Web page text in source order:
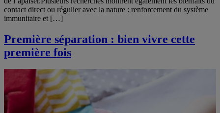
contact direct ou régulier avec la nature : renforcement du système
immunitaire et […]
Première séparation : bien vivre cette
première fois